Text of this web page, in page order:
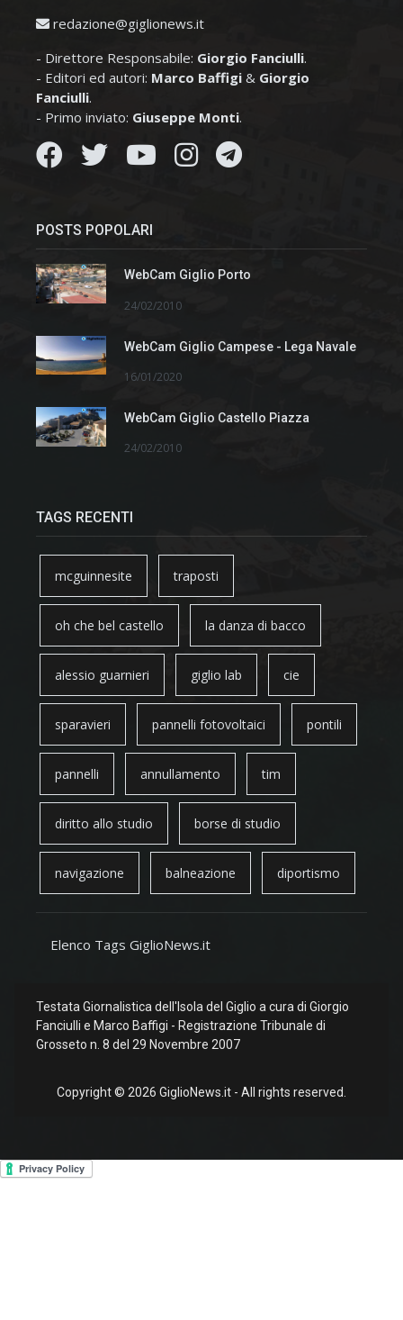
redazione@giglionews.it
- Direttore Responsabile: Giorgio Fanciulli.
- Editori ed autori: Marco Baffigi & Giorgio
Fanciulli.
- Primo inviato: Giuseppe Monti.
POSTS POPOLARI
WebCam Giglio Porto
24/02/2010
WebCam Giglio Campese - Lega Navale
16/01/2020
WebCam Giglio Castello Piazza
24/02/2010
TAGS RECENTI
mcguinnesite traposti
oh che bel castello la danza di bacco
alessio guarnieri giglio lab cie
sparavieri pannelli fotovoltaici pontili
pannelli annullamento tim
diritto allo studio borse di studio
navigazione balneazione diportismo
Elenco Tags GiglioNews.it
Testata Giornalistica dell'Isola del Giglio a cura di Giorgio
Fanciulli e Marco Baffigi - Registrazione Tribunale di
Grosseto n. 8 del 29 Novembre 2007
Copyright © 2026 GiglioNews.it - All rights reserved.